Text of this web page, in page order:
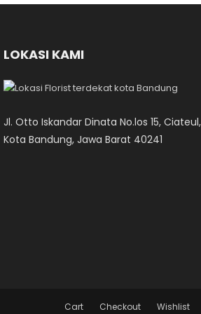
LOKASI KAMI
Jl. Otto Iskandar Dinata No.los 15,
Kota Bandung, Jawa Barat 40241
Cart Checkout Wishlist